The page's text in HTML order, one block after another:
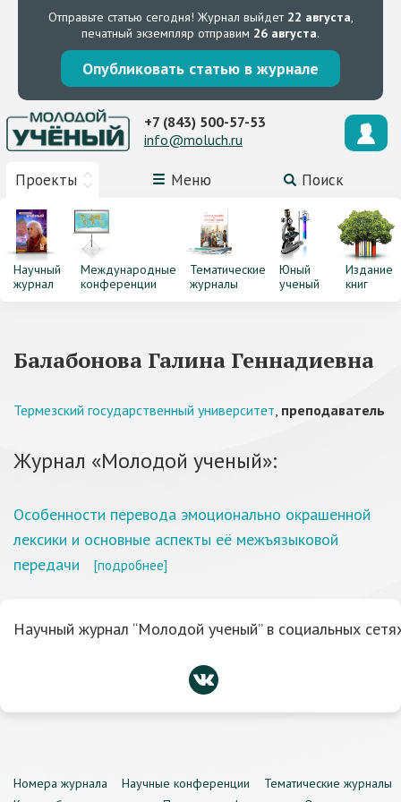
Отправьте статью сегодня! Журнал выйдет 22 августа,
печатный экземпляр отправим 26 августа.
Опубликовать статью в журнале
Проекты Меню Поиск
+7 (843) 500-57-53
info@moluch.ru
Научный
журнал
Международные
конференции
Тематические
журналы
Юный
ученый
Издание
книг
Балабонова Галина Геннадиевна
Термезский государственный университет, преподаватель
Журнал «Молодой ученый»:
Особенности перевода эмоционально окрашенной
лексики и основные аспекты её межъязыковой
передачи
[подробнее]
Научный журнал “Молодой ученый” в социальных
Номера журнала Научные конференции
Тематические журналы